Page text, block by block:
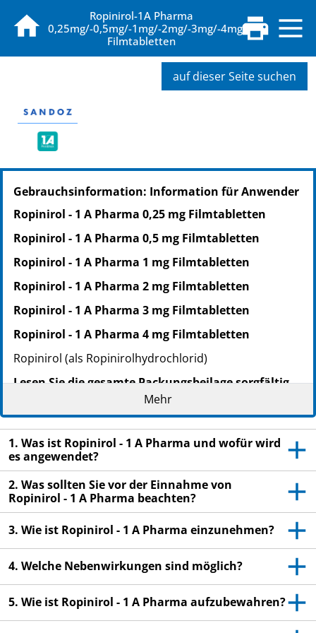
Ropinirol-1A Pharma
0,25mg/-0,5mg/-1mg/-2mg/-3mg/-4mg
Filmtabletten
auf dieser Seite suchen
PZN: 09062439
PPN: 110906243995
NTIN: 04150090624399
PZN: 09062468
PPN: 110906246817
NTIN: 04150090624689
PZN: 09062474
PPN: 110906247480
NTIN: 04150090624740
Gebrauchsinformation: Information für Anwender
Ropinirol - 1 A Pharma 0,25 mg Filmtabletten
Ropinirol - 1 A Pharma 0,5 mg Filmtabletten
Ropinirol - 1 A Pharma 1 mg Filmtabletten
Ropinirol - 1 A Pharma 2 mg Filmtabletten
Ropinirol - 1 A Pharma 3 mg Filmtabletten
Ropinirol - 1 A Pharma 4 mg Filmtabletten
Ropinirol (als Ropinirolhydrochlorid)
Lesen Sie die gesamte Packungsbeilage sorgfältig
durch, bevor Sie mit der Einnahme dieses
Arzneimittels beginnen, denn sie enthält wichtige
Informationen.
Heben Sie die Packungsbeilage auf. Vielleicht
möchten Sie diese später nochmals lesen.
Wenn Sie weitere Fragen haben, wenden Sie sich
an Ihren Arzt oder Apotheker.
Dieses Arzneimittel wurde Ihnen persönlich
verschrieben. Geben Sie es nicht an Dritte weiter.
Es kann anderen Menschen schaden, auch wenn
diese die gleichen Beschwerden haben wie Sie.
Wenn Sie Nebenwirkungen bemerken, wenden Sie
sich an Ihren Arzt oder Apotheker. Dies gilt auch
Mehr
1. Was ist Ropinirol - 1 A Pharma und wofür wird
es angewendet?
2. Was sollten Sie vor der Einnahme von
Ropinirol - 1 A Pharma beachten?
3. Wie ist Ropinirol - 1 A Pharma einzunehmen?
4. Welche Nebenwirkungen sind möglich?
5. Wie ist Ropinirol - 1 A Pharma aufzubewahren?